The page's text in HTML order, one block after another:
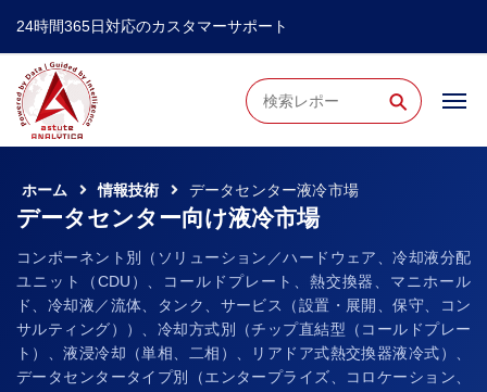
24時間365日対応のカスタマーサポート
⚲
ホーム 情報技術 データセンター液冷市場
データセンター向け液冷市場
コンポーネント別（ソリューション／ハードウェア、冷却液分配
ユニット（CDU）、コールドプレート、熱交換器、マニホール
ド、冷却液／流体、タンク、サービス（設置・展開、保守、コン
サルティング））、冷却方式別（チップ直結型（コールドプレー
ト）、液浸冷却（単相、二相）、リアドア式熱交換器液冷式）、
データセンタータイプ別（エンタープライズ、コロケーション、